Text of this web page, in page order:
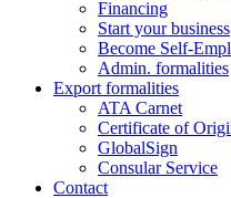
Financing
Start your business
Become Self-
Admin. formalities
Export formalities
ATA Carnet
Certificate of
GlobalSign
Consular Service
Contact